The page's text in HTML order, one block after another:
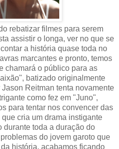
rebatizar filmes para serem
assistir o longa, ver no que se
a história quase toda no
marcantes e pronto, temos
chamará o público para as
batizado originalmente
Reitman tenta novamente
como fez em "Juno",
para tentar nos convencer das
cria um drama instigante
durante toda a duração do
do jovem garoto que
história, acabamos ficando